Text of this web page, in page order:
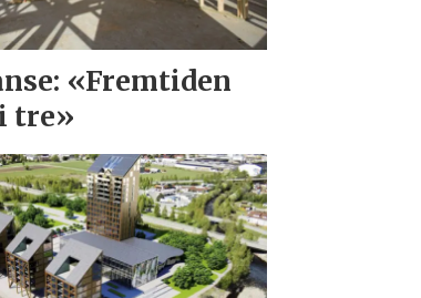
«Fremtiden
tre»